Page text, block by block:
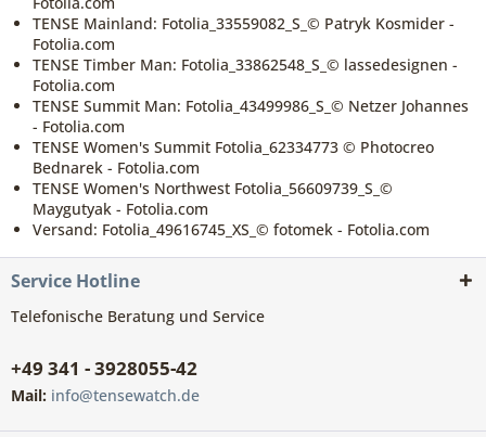
TENSE Mainland: Fotolia_33559082_S_© Patryk Kosmider -
Fotolia.com
TENSE Timber Man: Fotolia_33862548_S_© lassedesignen -
Fotolia.com
TENSE Summit Man: Fotolia_43499986_S_© Netzer Johannes
- Fotolia.com
TENSE Women's Summit Fotolia_62334773 © Photocreo
Bednarek - Fotolia.com
TENSE Women's Northwest Fotolia_56609739_S_©
Maygutyak - Fotolia.com
Versand: Fotolia_49616745_XS_© fotomek - Fotolia.com
Service Hotline
Telefonische Beratung und Service
+49 341 - 3928055-42
Mail: info@tensewatch.de